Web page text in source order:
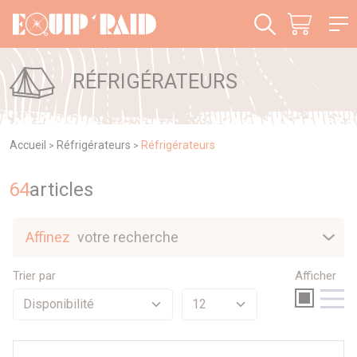
RÉFRIGÉRATEURS
Accueil > Réfrigérateurs > Réfrigérateurs
64articles
Trier par Afficher
Affinez votre recherche
Promotions
Panneau de gestion des cookies